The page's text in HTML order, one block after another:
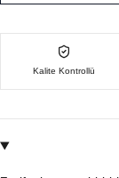
Kalite Kontrollü